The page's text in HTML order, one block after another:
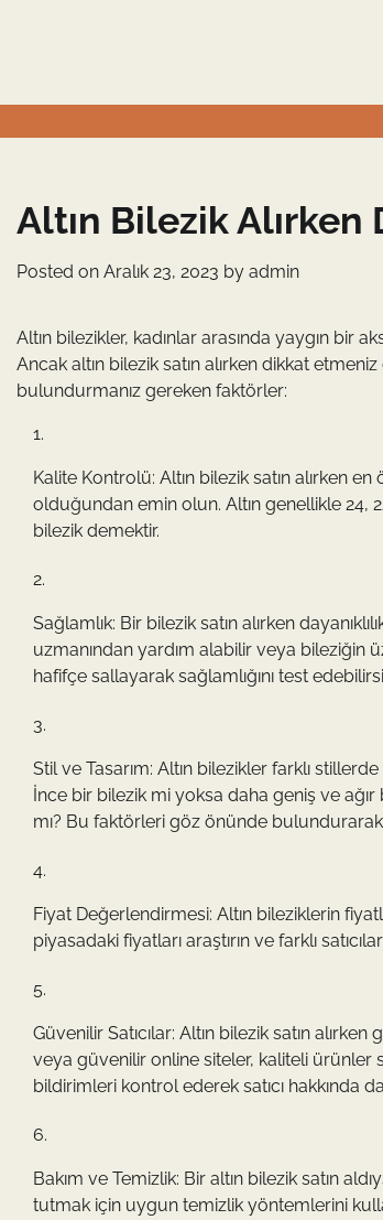
Altın Bilezik
Posted on Aralık 23, 2023 by admin
Altın bilezikler, kadınlar arasında yaygın bir
Ancak altın bilezik satın alırken dikkat
bulundurmanız gereken faktörler:
Kalite Kontrolü: Altın bilezik satın alırken
olduğundan emin olun. Altın genellikle 24,
bilezik demektir.
Sağlamlık: Bir bilezik satın alırken
uzmanından yardım alabilir veya bileziğin
hafifçe sallayarak sağlamlığını test
Stil ve Tasarım: Altın bilezikler farklı
İnce bir bilezik mi yoksa daha geniş ve
mı? Bu faktörleri göz önünde
Fiyat Değerlendirmesi: Altın bileziklerin
piyasadaki fiyatları araştırın ve farklı
Güvenilir Satıcılar: Altın bilezik satın
veya güvenilir online siteler, kaliteli ürünler
bildirimleri kontrol ederek satıcı hakkında
Bakım ve Temizlik: Bir altın bilezik satın
tutmak için uygun temizlik yöntemlerini